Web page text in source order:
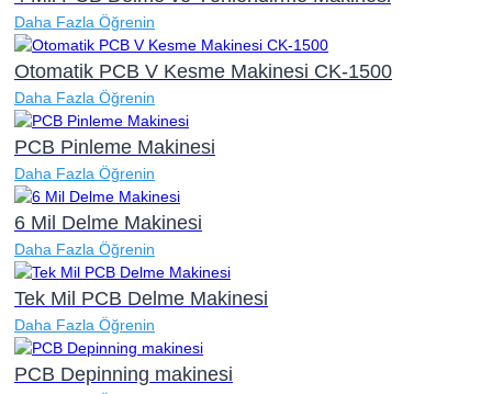
Daha Fazla Öğrenin
Otomatik PCB V Kesme Makinesi CK-1500
Daha Fazla Öğrenin
PCB Pinleme Makinesi
Daha Fazla Öğrenin
6 Mil Delme Makinesi
Daha Fazla Öğrenin
Tek Mil PCB Delme Makinesi
Daha Fazla Öğrenin
PCB Depinning makinesi